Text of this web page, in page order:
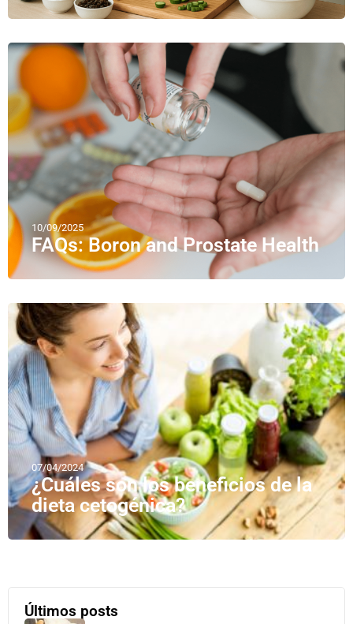
10/09/2025
FAQs: Boron and Prostate Health
07/04/2024
¿Cuáles son los beneficios de la
dieta cetogénica?
Últimos posts